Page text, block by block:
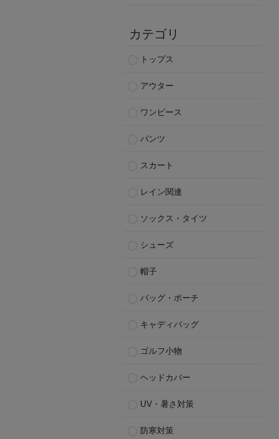
カテゴリ
トップス
アウター
ワンピース
パンツ
スカート
レイン関連
ソックス・タイツ
シューズ
帽子
バッグ・ポーチ
キャディバッグ
ゴルフ小物
ヘッドカバー
UV・暑さ対策
防寒対策